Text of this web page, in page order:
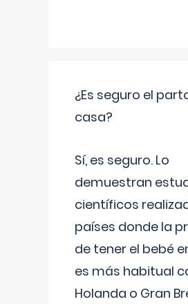
¿Es seguro el
casa?
Sí, es seguro. Lo
demuestran
científicos
países donde la
de tener el bebé
es más habitual
Holanda o Gran